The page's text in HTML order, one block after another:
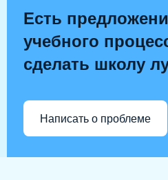
Есть
учебного
сделать школу
Написать о проблеме